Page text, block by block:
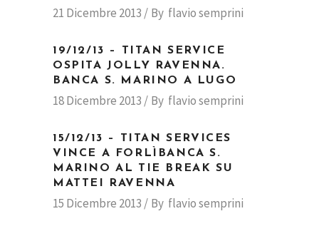
21 Dicembre 2013 By flavio semprini
19/12/13 – TITAN SERVICE
OSPITA JOLLY RAVENNA.
BANCA S. MARINO A LUGO
18 Dicembre 2013 By flavio semprini
15/12/13 – TITAN SERVICES
VINCE A FORLÌBANCA S.
MARINO AL TIE BREAK SU
MATTEI RAVENNA
15 Dicembre 2013 By flavio semprini